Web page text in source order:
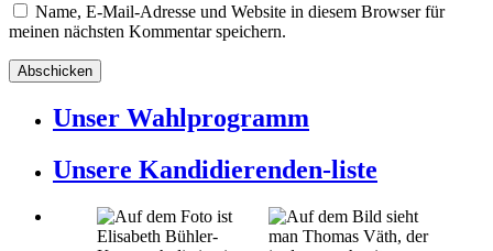
Name, E-Mail-Adresse und Website in diesem Browser für
meinen nächsten Kommentar speichern.
Unser Wahlprogramm
Unsere Kandidierenden-liste